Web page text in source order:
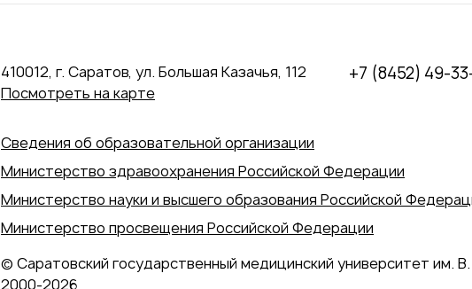
410012, г. Саратов, ул. Большая Казачья, 112
Посмотреть на карте
+7 (8452) 49-
Сведения об образовательной организации
Министерство здравоохранения Российской Федерации
Министерство науки и высшего образования Российской
Министерство просвещения Российской Федерации
© Саратовский государственный медицинский университет им. В.
2000‑2026